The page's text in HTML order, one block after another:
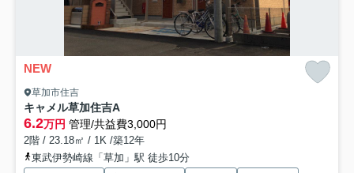
NEW
草加市住吉
キャメル草加住吉A
6.2万円 管理/共益費3,000円
2階 / 23.18㎡ / 1K /築12年
東武伊勢崎線「草加」駅 徒歩10分